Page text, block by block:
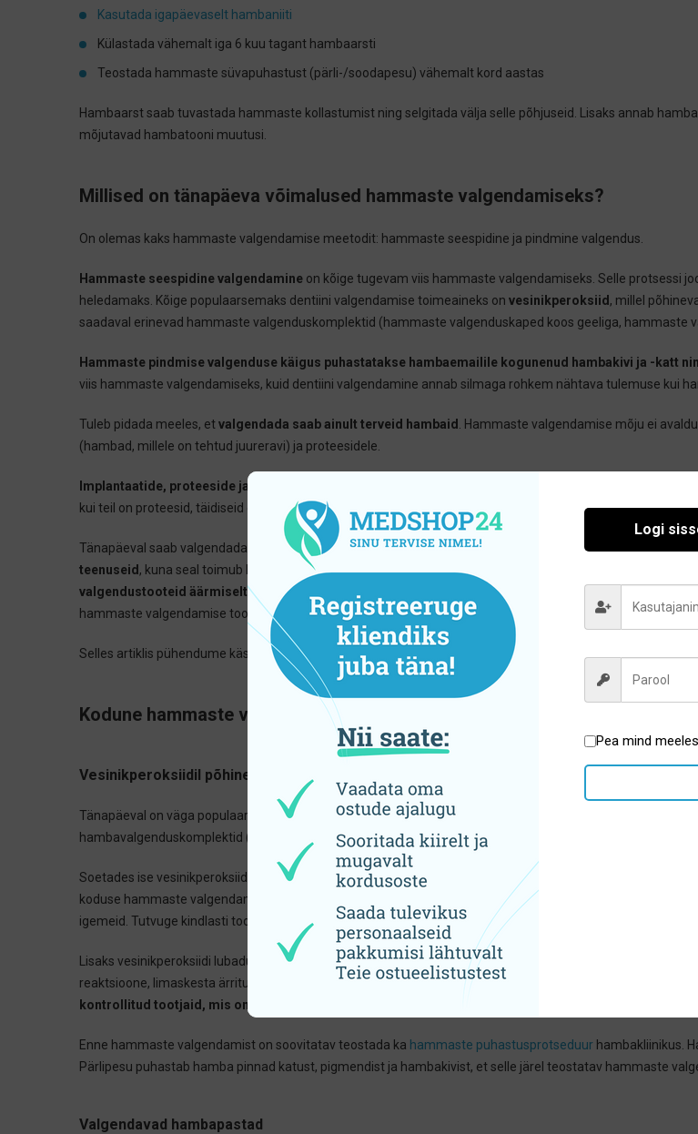
Kasutada igapäevaselt hambaniiti
Külastada vähemalt iga 6 kuu tagant hambaarsti
Teostada hammaste süvapuhastust (pärli-/soodapesu) vähemalt kord aastas
Hambaarst saab tuvastada hammaste kollastumist ning selgitada välja selle põhjuseid. Lisaks annab
mõjutavad hambatooni muutusi.
Millised on tänapäeva võimalused hammaste valgendamiseks?
On olemas kaks hammaste valgendamise meetodit: hammaste seespidine ja pindmine valgendus.
Hammaste seespidine valgendamine on kõige tugevam viis hammaste valgendamiseks. Selle protsessi
heledamaks. Kõige populaarsemaks dentiini valgendamise toimeaineks on vesinikperoksiid , millel
saadaval erinevad hammaste valgenduskomplektid (hammaste valgenduskaped koos geeliga, hammaste
Hammaste pindmise valgenduse käigus puhastatakse hambaemailile kogunenud hambakivi ja -katt
viis hammaste valgendamiseks, kuid dentiini valgendamine annab silmaga rohkem nähtava tulemuse kui
Tuleb pidada meeles, etvalgendada saab ainult terveid hambaid
. Hammaste valgendamise mõju ei
(hambad, millele on tehtud juureravi) ja proteesidele.
Implantaatide, proteeside ja laminaatide valgendamine on vastunäidustatud
, kuna need võivad
kui teil on proteesid, täidiseid esihammastel või kannate ortodontilisi abivahendeid.
Tänapäeval saab valgendada hambaid niihambakliinikuteskui ka kodustes tingimustes. Hambaarstid
teenuseid , kuna seal toimub kogu protsess tervisespetsialisti kontrolli all, mis aitab vältida võimalikke
valgendustooteid äärmiselt ettevaatlikult ning enne protseduuri alustamist külastada hambaarsti
,
hammaste valgendamise tooteid ja/või nende tootjaid.
Selles artiklis pühendume käsimüügis saadavatele koduse hammaste valgendamise võimalustele ja
Kodune hammaste valgendamine käsimüügitoodete abil
Vesinikperoksiidil põhinevad hammaste valgendustooted
Tänapäeval on väga populaarsed käsimüügis müüdavad hammaste valgendustooted, mille toimeaineks on
hambavalgenduskomplektid (geel ja kaped), valgendusribad, -pliiatsid.
Soetades ise vesinikperoksiidi sisaldavaid hambavalgendustooteid tuleks alustuseks kontrollida
koduse hammaste valgendamise toodete vesinikperoksiidi sisalduse määr). Suurema vesinikperoksiidi
igemeid. Tutvuge kindlasti toote pakendil oleva informatsiooniga, et veenduda toote ohutuses.
Lisaks vesinikperoksiidi lubadust kõrgemale sisaldusele, võivad koduse hammaste valgenduse tooted
reaktsioone, limaskesta ärritust, igemepõletikke, hammaste ülitundlikkust. Käsimüügis saadavate
kontrollitud tootjaid, mis omab kindlasti ka CE märgist.
Enne hammaste valgendamist on soovitatav teostada ka hammaste puhastusprotseduur hambakliinikus.
Pärlipesu puhastab hamba pinnad katust, pigmendist ja hambakivist, et selle järel teostatav hammaste
Valgendavad hambapastad
Logi
Pea mind meeles